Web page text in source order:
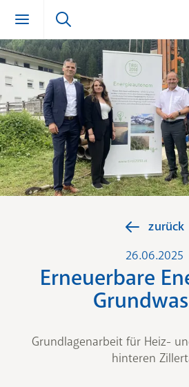
Zum Inhalt springen (Alt + 0)
zur Navigation springen (Alt +
Zur Suche springen (Alt + 2)
zurück
26.06.2025
Erneuerbare
Grundlagenarbeit für Heiz-
hinteren